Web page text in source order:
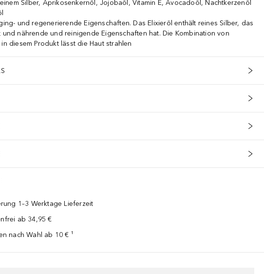
Silber, Aprikosenkernöl, Jojobaöl, Vitamin E, Avocadoöl, Nachtkerzenöl
und regenerierende Eigenschaften. Das Elixieröl enthält reines Silber, das
und nährende und reinigende Eigenschaften hat. Die Kombination von
diesem Produkt lässt die Haut strahlen
1–3 Werktage Lieferzeit
ab 34,95 €
nach Wahl ab 10 € ¹